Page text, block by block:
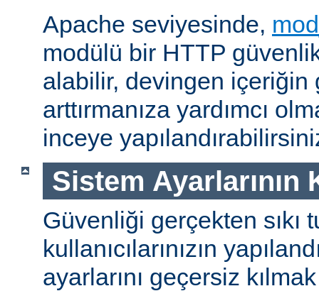
Apache seviyesinde,
modülü bir HTTP
alabilir, devingen içeriğin
arttırmanıza yardımcı
inceye
Sistem Ayarlarının
Güvenliği gerçekten sıkı
kullanıcılarınızın
ayarlarını geçersiz